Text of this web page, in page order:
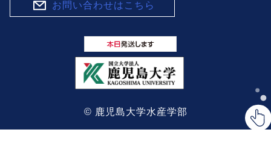
お問い合わせはこちら
© 鹿児島大学水産学部